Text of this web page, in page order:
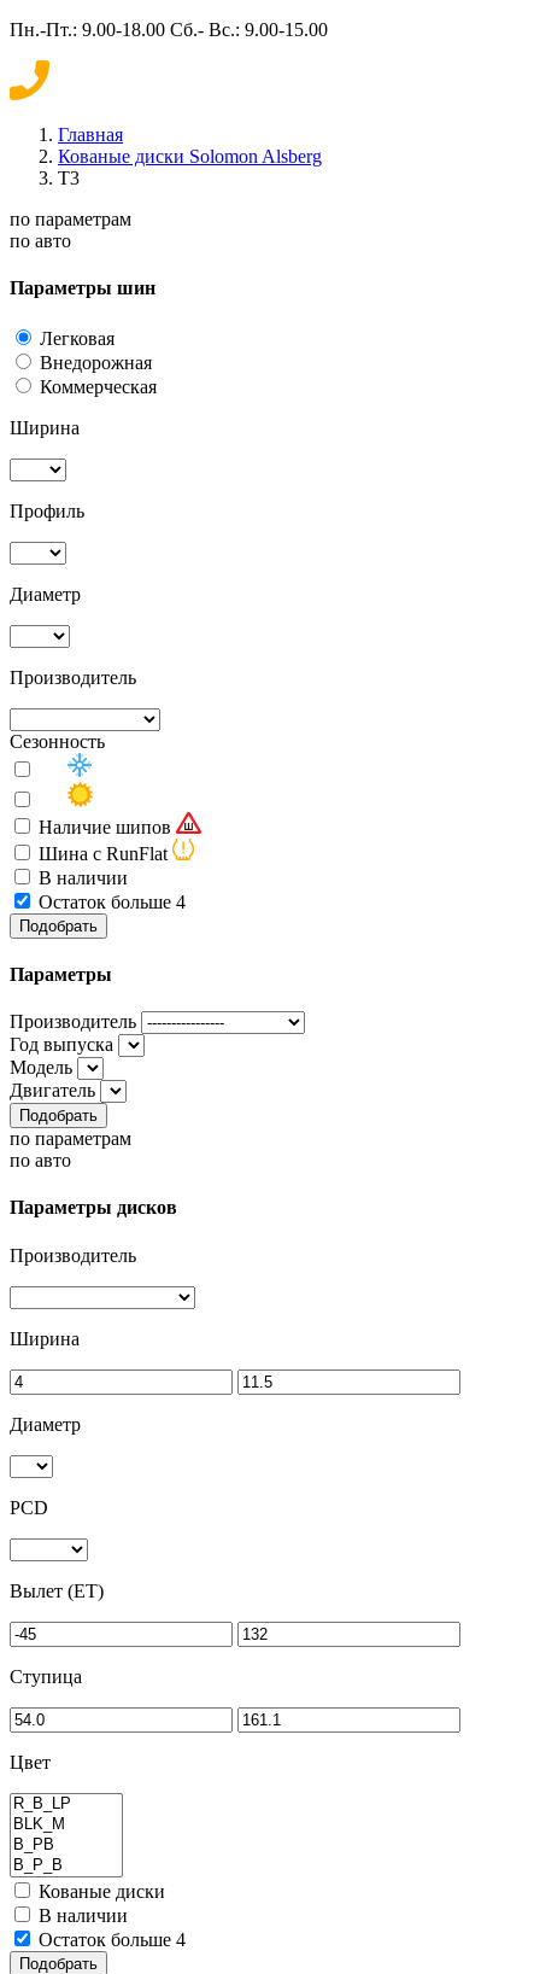
Пн.-Пт.: 9.00-18.00 Сб.- Вс.: 9.00-15.00
Главная
Кованые диски Solomon Alsberg
T3
по параметрам
по авто
Параметры шин
Легковая
Внедорожная
Коммерческая
Ширина
Профиль
Диаметр
Производитель
Сезонность
Наличие шипов
Шина с RunFlat
В наличии
Остаток больше 4
Подобрать
Параметры
Производитель
Год выпуска
Модель
Двигатель
Подобрать
по параметрам
по авто
Параметры дисков
Производитель
Ширина
Диаметр
PCD
Вылет (ET)
Ступица
Цвет
Кованые диски
В наличии
Остаток больше 4
Подобрать